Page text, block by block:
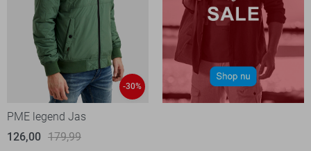
-30%
PME legend Jas
126,00 179,99